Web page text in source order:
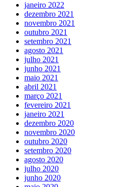
janeiro 2022
dezembro 2021
novembro 2021
outubro 2021
setembro 2021
agosto 2021
julho 2021
junho 2021
maio 2021
abril 2021
março 2021
fevereiro 2021
janeiro 2021
dezembro 2020
novembro 2020
outubro 2020
setembro 2020
agosto 2020
julho 2020
junho 2020